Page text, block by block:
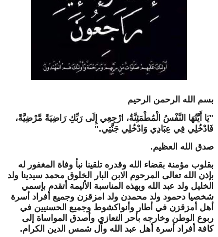
بسم الله الرحمن الرحيم
"يَا أَيَّتُهَا النَّفْسُ الْمُطْمَئِنَّةُ، ارْجِعِي إِلَى رَبِّكِ رَاضِيَةً مَّرْضِيَّةً،
فَادْخُلِي فِي عِبَادِي وَادْخُلِي جَنَّتِي."
صدق الله العظيم.
بقلوب مؤمنة بقضاء الله وقدره تلقينا نبأ وفاة المغفور له
بإذن الله تعالى المرحوم الابن البار الخلوق محمد سيدينا ولد
الخليل ولد عبد الله وبهذه المناسبة الأليمة أتقدم بإسمي
شخصيا دحمود ولد محمدن ولد امزقزن وجميع أفراد أسرة
أهل أمزقزن في أطار وأنواكشوط وجميع الحسنيين في
ربوع الوطن وخارجه بأحر التعازي وأصدق المواساة إلى
كافة أفراد أسرة أهل عبد الله واّل شمس الدين الكرام.